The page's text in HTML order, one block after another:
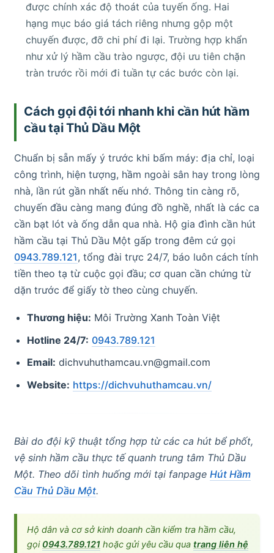
được chính xác độ thoát của tuyến ống. Hai
hạng mục báo giá tách riêng nhưng gộp một
chuyến được, đỡ chi phí đi lại. Trường hợp khẩn
như xử lý hầm cầu trào ngược, đội ưu tiên chặn
tràn trước rồi mới đi tuần tự các bước còn lại.
Cách gọi đội tới nhanh khi cần hút hầm
cầu tại Thủ Dầu Một
Chuẩn bị sẵn mấy ý trước khi bấm máy: địa chỉ, loại
công trình, hiện tượng, hầm ngoài sân hay trong lòng
nhà, lần rút gần nhất nếu nhớ. Thông tin càng rõ,
chuyến đầu càng mang đúng đồ nghề, nhất là các ca
cần bạt lót và ống dẫn qua nhà. Hộ gia đình cần hút
hầm cầu tại Thủ Dầu Một gấp trong đêm cứ gọi
0943.789.121, tổng đài trực 24/7, báo luôn cách tính
tiền theo tạ từ cuộc gọi đầu; cơ quan cần chứng từ
dặn trước để giấy tờ theo cùng chuyến.
Thương hiệu: Môi Trường Xanh Toàn Việt
Hotline 24/7: 0943.789.121
Email: dichvuhuthamcau.vn@gmail.com
Website: https://dichvuhuthamcau.vn/
Bài do đội kỹ thuật tổng hợp từ các ca hút bể phốt,
vệ sinh hầm cầu thực tế quanh trung tâm Thủ Dầu
Một. Theo dõi tình huống mới tại fanpage Hút Hầm
Cầu Thủ Dầu Một.
Hộ dân và cơ sở kinh doanh cần kiểm tra hầm cầu,
gọi 0943.789.121 hoặc gửi yêu cầu qua trang liên hệ